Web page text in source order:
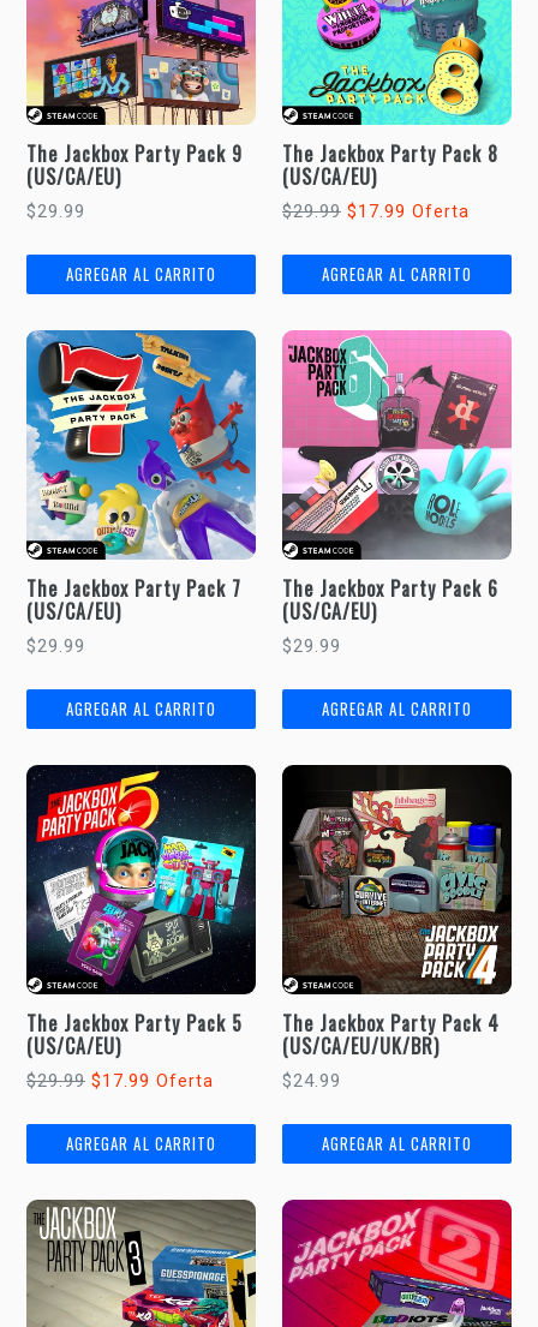
The Jackbox Party Pack 9
(US/CA/EU)
Precio
$29.99
The Jackbox Party Pack 8
(US/CA/EU)
Precio
$29.99 $17.99 Oferta
The Jackbox Party Pack 7
(US/CA/EU)
Precio
$29.99
The Jackbox Party Pack 6
(US/CA/EU)
Precio
$29.99
The Jackbox Party Pack 5
(US/CA/EU)
Precio
$29.99 $17.99 Oferta
The Jackbox Party Pack 4
(US/CA/EU/UK/BR)
Precio
$24.99